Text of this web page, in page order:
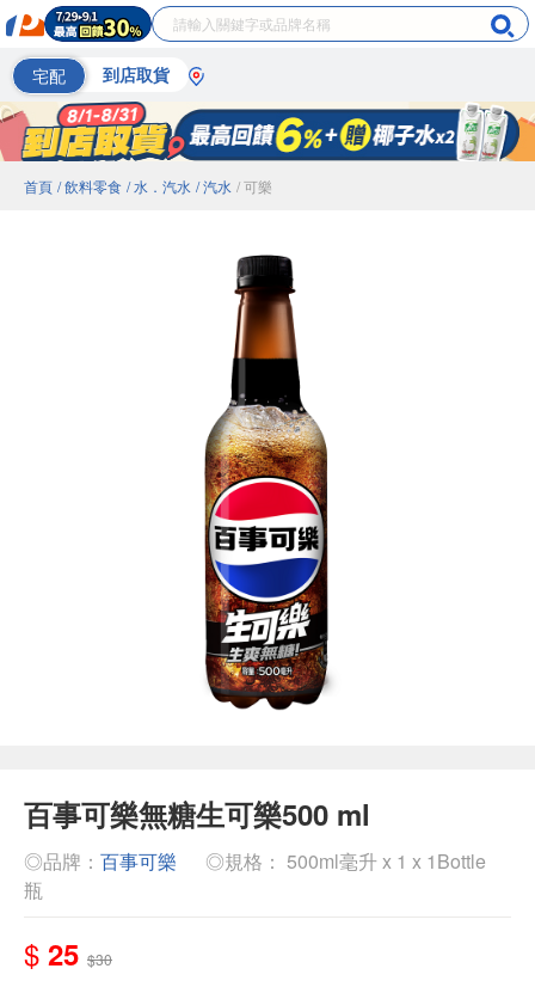
宅配 到店取貨
首頁 / 飲料零食 / 水．汽水 / 汽水 / 可樂
百事可樂無糖生可樂500 ml
◎品牌： 百事可樂
◎規格： 500ml毫升 x 1 x 1Bottle
瓶
$ 25 $30